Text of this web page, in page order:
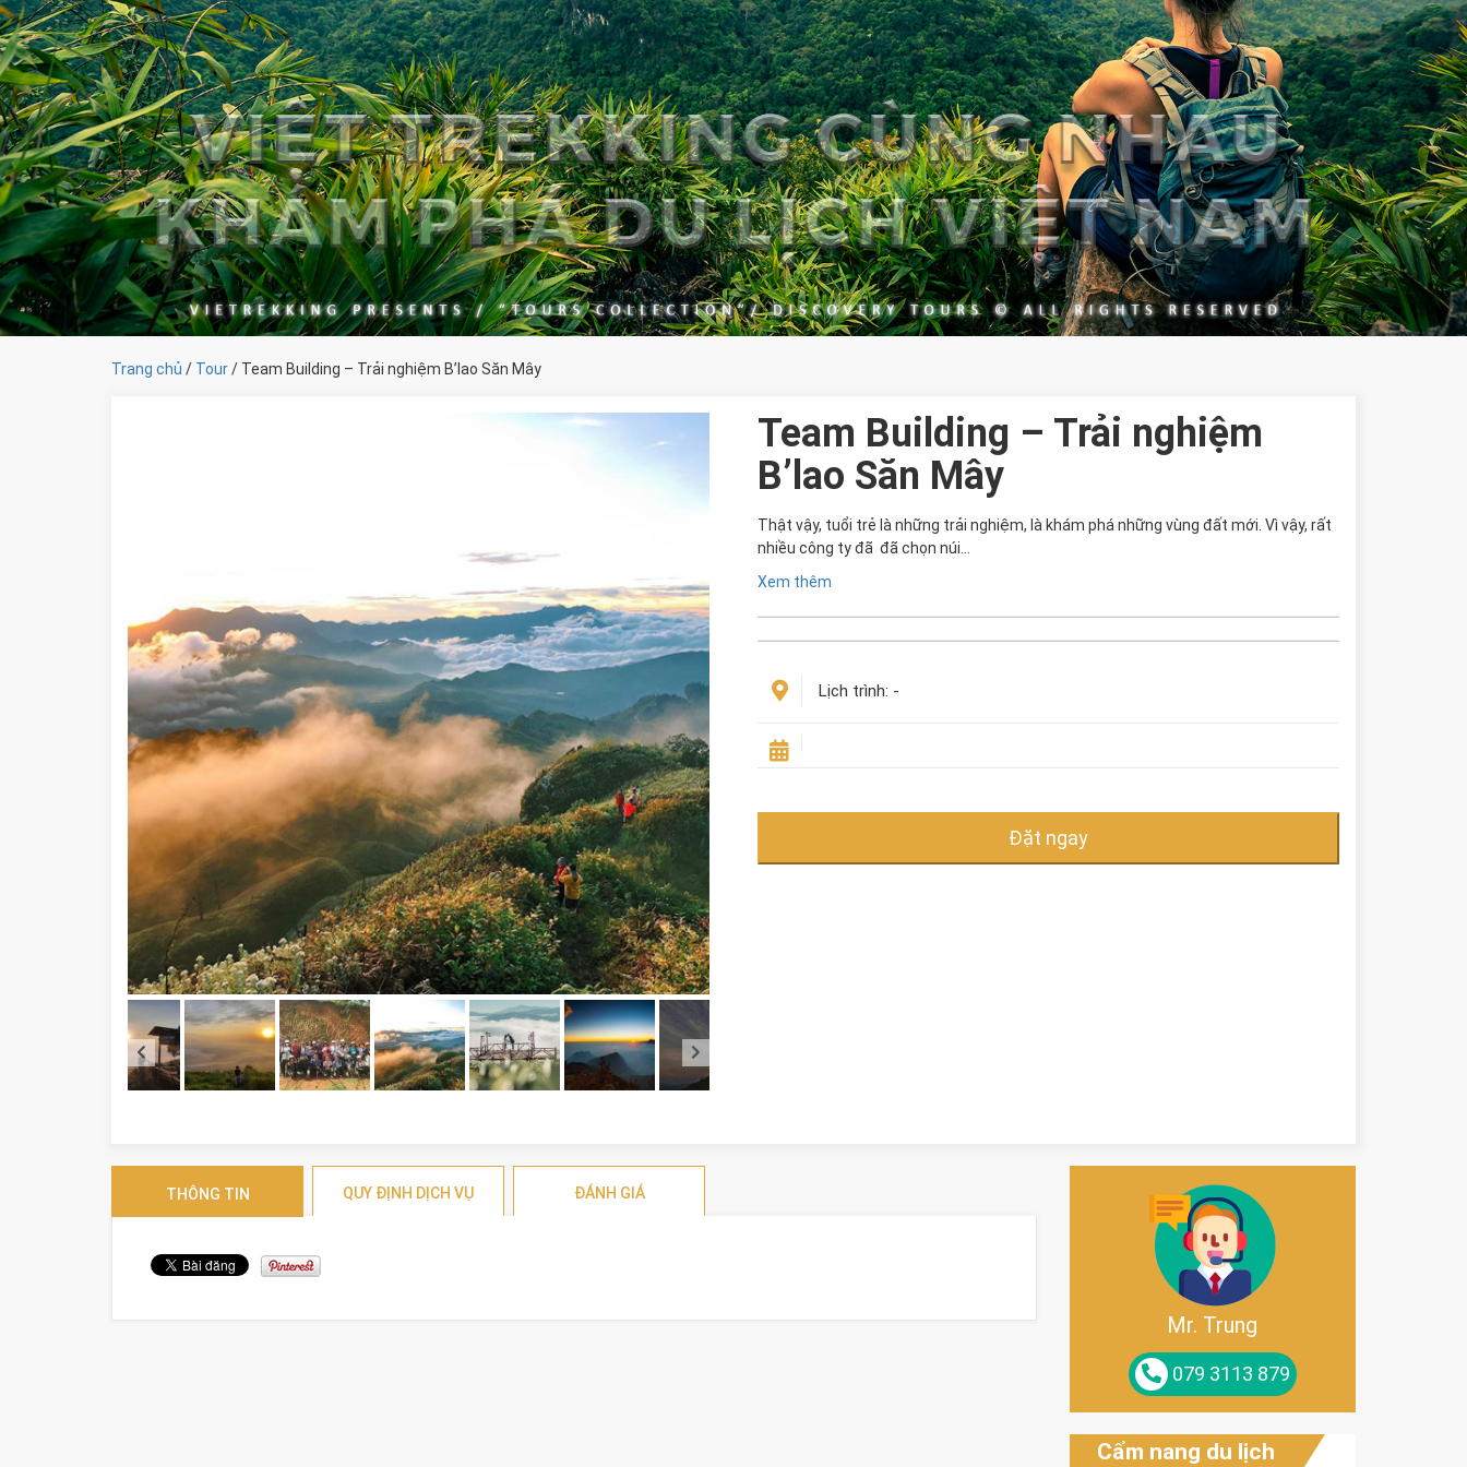
Trang chủ / Tour/ Team Building – Trải nghiệm B’lao Săn Mây
Team Building – Trải nghiệm
B’lao Săn Mây
Thật vậy, tuổi trẻ là những trải nghiệm, là khám phá những vùng đất mới. Vì vậy, rất
nhiều công ty đã đã chọn núi…
Xem thêm
Lịch trình: -
Đặt ngay
THÔNG TIN QUY ĐỊNH DỊCH VỤ ĐÁNH GIÁ
Mr. Trung
079 3113 879
Cẩm nang du lịch